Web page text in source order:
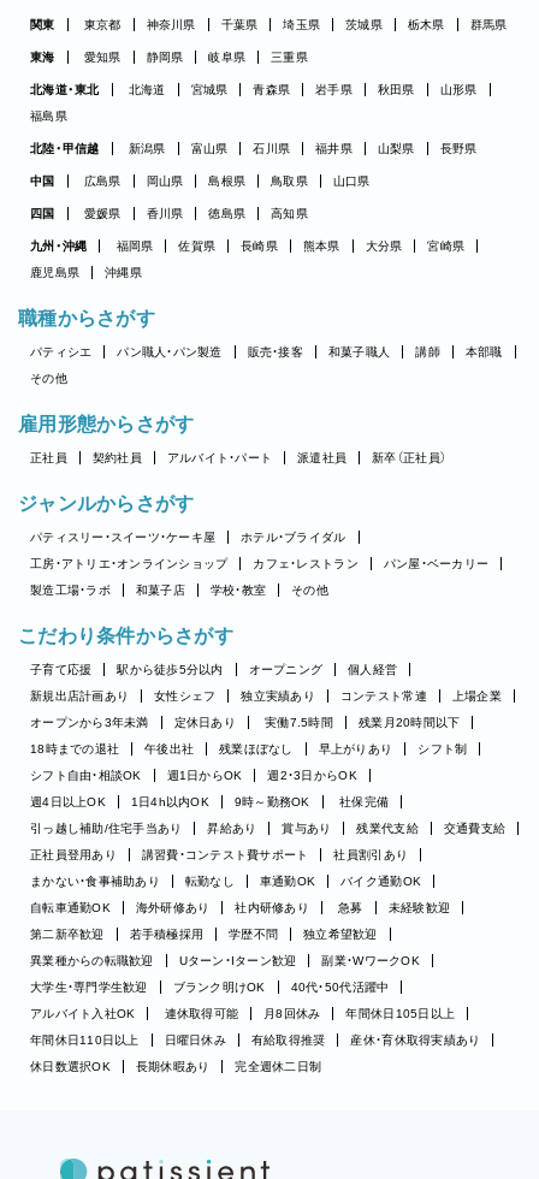
関東 東京都 神奈川県 千葉県 埼玉県 茨城県 栃木県 群馬県
東海 愛知県 静岡県 岐阜県 三重県
北海道・東北 北海道 宮城県 青森県 岩手県 秋田県
山形県
福島県
北陸・甲信越 新潟県 富山県 石川県 福井県 山梨県 長野県
中国 広島県 岡山県 島根県 鳥取県 山口県
四国 愛媛県 香川県 徳島県 高知県
九州・沖縄 福岡県 佐賀県 長崎県 熊本県 大分県
宮崎県
鹿児島県
沖縄県
職種からさがす
パティシエ パン職人・パン製造 販売・接客 和菓子職人 講師
本部職
その他
雇用形態からさがす
正社員 契約社員 アルバイト・パート 派遣社員 新卒（正社員）
ジャンルからさがす
パティスリー・スイーツ・ケーキ屋
ホテル・ブライダル
工房・アトリエ・オンラインショップ
カフェ・レストラン
パン屋・ベーカリー
製造工場・ラボ
和菓子店 学校・教室 その他
こだわり条件からさがす
子育て応援 駅から徒歩5分以内 オープニング
個人経営
新規出店計画あり
女性シェフ 独立実績あり コンテスト常連
上場企業
オープンから3年未満
定休日あり 実働7.5時間
残業月20時間以下
18時までの退社
午後出社 残業ほぼなし 早上がりあり
シフト制
シフト自由・相談OK
週1日からOK
週2・3日からOK
週4日以上OK
1日4h以内OK 9時～勤務OK
社保完備
引っ越し補助/住宅手当あり
昇給あり 賞与あり 残業代支給
交通費支給
正社員登用あり
講習費・コンテスト費サポート
社員割引あり
まかない・食事補助あり
転勤なし 車通勤OK
バイク通勤OK
自転車通勤OK
海外研修あり 社内研修あり 急募
未経験歓迎
第二新卒歓迎
若手積極採用 学歴不問
独立希望歓迎
異業種からの転職歓迎
Uターン・Iターン歓迎
副業・WワークOK
大学生・専門学生歓迎
ブランク明けOK
40代・50代活躍中
アルバイト入社OK
連休取得可能 月8回休み
年間休日105日以上
年間休日110日以上
日曜日休み 有給取得推奨
産休・育休取得実績あり
休日数選択OK
長期休暇あり 完全週休二日制